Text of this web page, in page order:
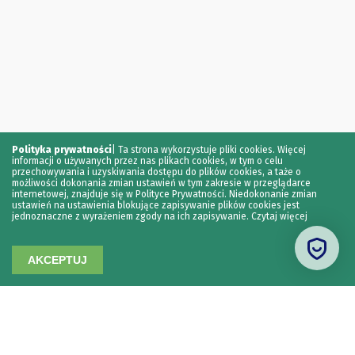
Polityka prywatności Ta strona wykorzystuje pliki cookies. Więcej
informacji o używanych przez nas plikach cookies, w tym o celu
przechowywania i uzyskiwania dostępu do plików cookies, a taże o
możliwości dokonania zmian ustawień w tym zakresie w przeglądarce
internetowej, znajduje się w Polityce Prywatności. Niedokonanie zmian
ustawień na ustawienia blokujące zapisywanie plików cookies jest
jednoznaczne z wyrażeniem zgody na ich zapisywanie. Czytaj więcej
AKCEPTUJ